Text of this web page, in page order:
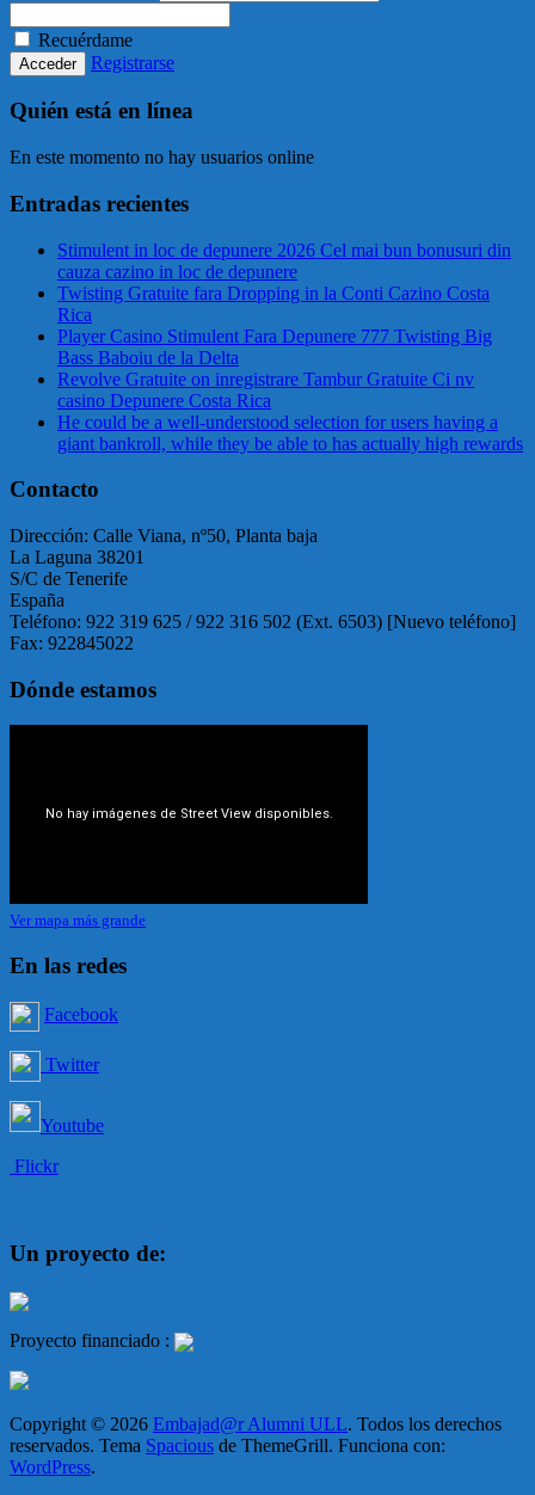
Recuérdame
Registrarse
Quién está en línea
En este momento no hay usuarios online
Entradas recientes
Stimulent in loc de depunere 2026 Cel mai bun bonusuri din
cauza cazino in loc de depunere
Twisting Gratuite fara Dropping in la Conti Cazino Costa
Rica
Player Casino Stimulent Fara Depunere 777 Twisting Big
Bass Baboiu de la Delta
Revolve Gratuite on inregistrare Tambur Gratuite Ci nv
casino Depunere Costa Rica
He could be a well-understood selection for users having a
giant bankroll, while they be able to has actually high rewards
Contacto
Dirección: Calle Viana, nº50, Planta baja
La Laguna 38201
S/C de Tenerife
España
Teléfono: 922 319 625 / 922 316 502 (Ext. 6503) [Nuevo teléfono]
Fax: 922845022
Dónde estamos
Ver mapa más grande
En las redes
Facebook
Twitter
Youtube
Flickr
Un proyecto de:
Proyecto financiado :
Copyright © 2026 Embajad@r Alumni ULL. Todos los derechos
reservados. Tema Spacious de ThemeGrill. Funciona con:
WordPress.